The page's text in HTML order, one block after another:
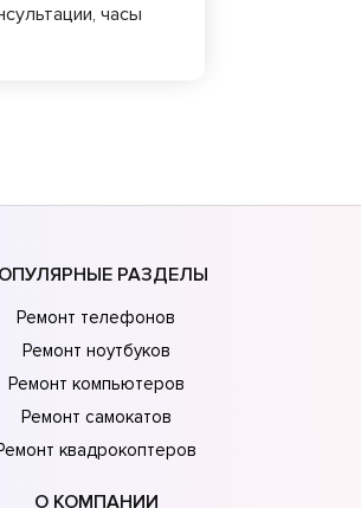
часы
РАЗДЕЛЫ
Ремонт телефонов
Ремонт ноутбуков
Ремонт компьютеров
Ремонт самокатов
квадрокоптеров
О КОМПАНИИ